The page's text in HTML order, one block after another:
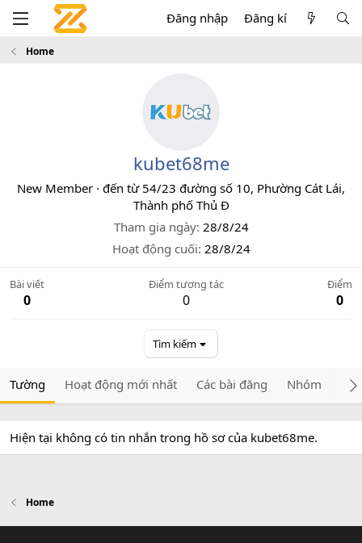
Đăng nhập Đăng kí
Home
kubet68me
New Member · đến từ 54/23 đường số 10, Phường Cát Lái,
Thành phố Thủ Đ
Tham gia ngày 28/8/24
Hoạt động cuối 28/8/24
Bài viết
0
Điểm tương tác
0
Điểm
0
Tìm kiếm
Tường Hoạt động mới nhất Các bài đăng Nhóm
Hiện tại không có tin nhắn trong hồ sơ của kubet68me.
Home